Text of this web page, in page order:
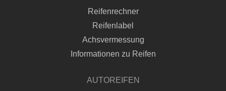
Reifenrechner
Reifenlabel
Achsvermessung
Informationen zu Reifen
AUTOREIFEN